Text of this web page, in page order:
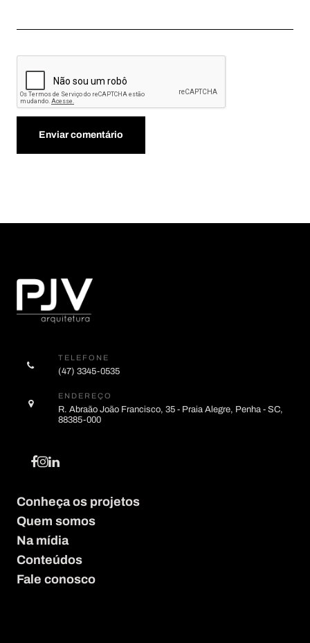
TELEFONE
(47) 3345-0535
ENDEREÇO
R. Abraão João Francisco, 35 - Praia Alegre, Penha - SC,
88385-000
Conheça os projetos
Quem somos
Na mídia
Conteúdos
Fale conosco